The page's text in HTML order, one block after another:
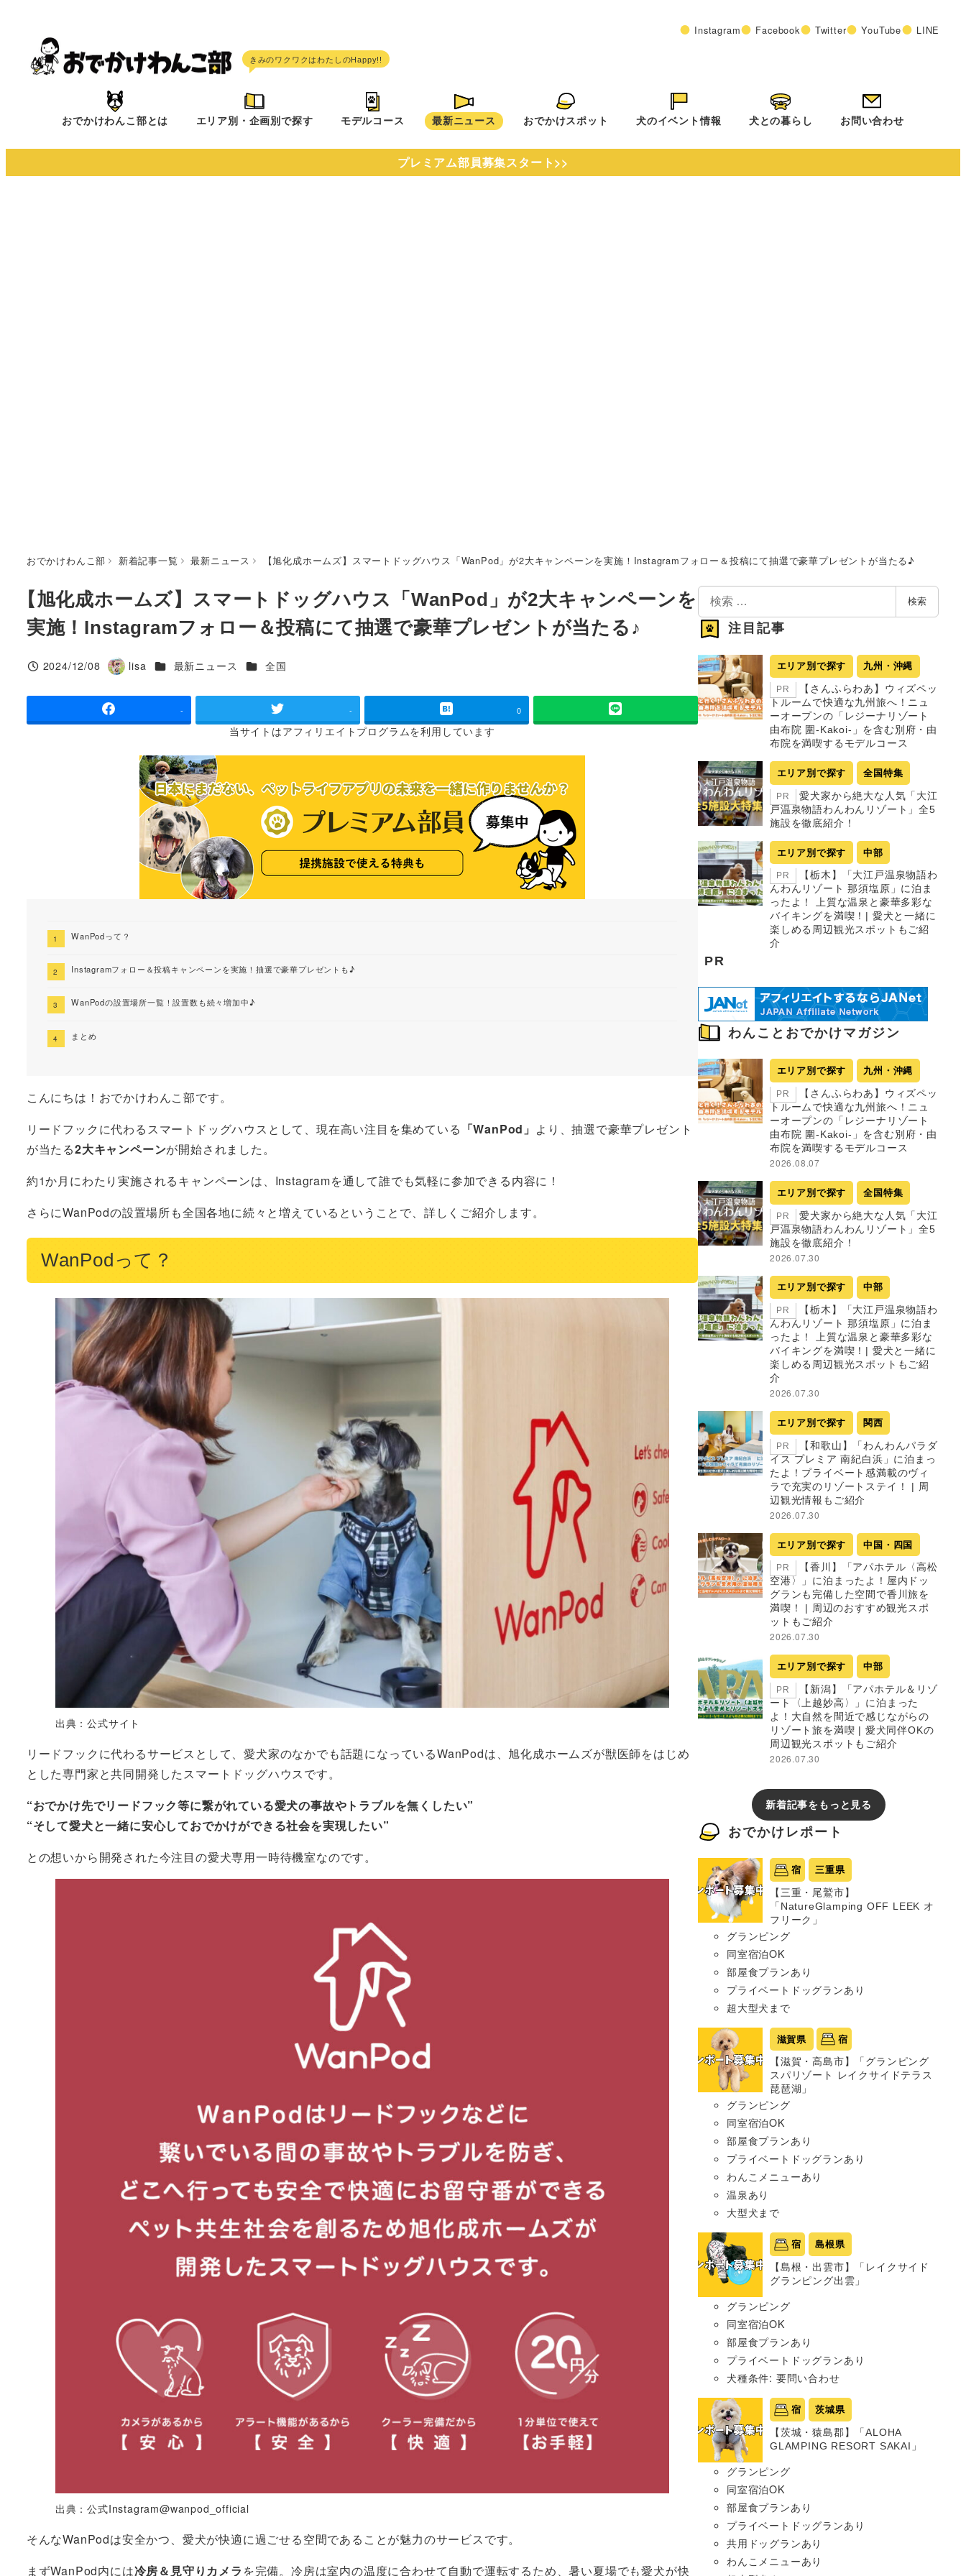
へ
Instagram Facebook Twitter YouTube LINE
おでかけわんこ部とは エリア別・企画別で探す モデルコース 最新ニュース おでかけスポット 犬のイベント情報 犬との暮らし お問い合わせ
プレミアム部員募集スタート>>
おでかけわんこ部 新着記事一覧 最新ニュース 【旭化成ホームズ】スマートドッグハウス「WanPod」が2大キャンペーンを実施！Instagramフォロー＆投稿にて抽選で豪華プレゼントが当たる♪
【旭化成ホームズ】スマートドッグハウス「WanPod」が2大キャンペーンを
実施！Instagramフォロー＆投稿にて抽選で豪華プレゼントが当たる♪
投稿日
2024/12/08
著
lisa カテゴリー
最新ニュース カテゴリー
全国
- - 0
当サイトはアフィリエイトプログラムを利用しています
WanPodって？
Instagramフォロー＆投稿キャンペーンを実施！抽選で豪華プレゼントも♪
WanPodの設置場所一覧！設置数も続々増加中♪
まとめ
こんにちは！おでかけわんこ部です。
リードフックに代わるスマートドッグハウスとして、現在高い注目を集めている 「WanPod」 より、抽選で豪華プレゼント
が当たる2大キャンペーンが開始されました。
約1か月にわたり実施されるキャンペーンは、Instagramを通して誰でも気軽に参加できる内容に！
さらにWanPodの設置場所も全国各地に続々と増えているということで、詳しくご紹介します。
WanPodって？
出典：公式サイト
リードフックに代わるサービスとして、愛犬家のなかでも話題になっているWanPodは、旭化成ホームズが獣医師をはじめ
とした専門家と共同開発したスマートドッグハウスです。
“おでかけ先でリードフック等に繋がれている愛犬の事故やトラブルを無くしたい”
“そして愛犬と一緒に安心しておでかけができる社会を実現したい”
との想いから開発された今注目の愛犬専用一時待機室なのです。
出典：公式Instagram@wanpod_official
そんなWanPodは安全かつ、愛犬が快適に過ごせる空間であることが魅力のサービスです。
まずWanPod内には冷房＆見守りカメラ を完備。冷房は室内の温度に合わせて自動で運転するため、暑い夏場でも愛犬が快
検
索
検索
注目記事
エリア別で探す 九州・沖縄
PR
【さんふらわあ】ウィズペッ
トルームで快適な九州旅へ！ニュ
ーオープンの「レジーナリゾート
由布院 圍-Kakoi-」を含む別府・由
布院を満喫するモデルコース
エリア別で探す 全国特集
PR
愛犬家から絶大な人気「大江
戸温泉物語わんわんリゾート」全5
施設を徹底紹介！
エリア別で探す 中部
PR
【栃木】「大江戸温泉物語わ
んわんリゾート 那須塩原」に泊ま
ったよ！ 上質な温泉と豪華多彩な
バイキングを満喫！| 愛犬と一緒に
楽しめる周辺観光スポットもご紹
介
PR
わんことおでかけマガジン
エリア別で探す 九州・沖縄
PR
【さんふらわあ】ウィズペッ
トルームで快適な九州旅へ！ニュ
ーオープンの「レジーナリゾート
由布院 圍-Kakoi-」を含む別府・由
布院を満喫するモデルコース
2026.08.07
エリア別で探す 全国特集
PR
愛犬家から絶大な人気「大江
戸温泉物語わんわんリゾート」全5
施設を徹底紹介！
2026.07.30
エリア別で探す 中部
PR
【栃木】「大江戸温泉物語わ
んわんリゾート 那須塩原」に泊ま
ったよ！ 上質な温泉と豪華多彩な
バイキングを満喫！| 愛犬と一緒に
楽しめる周辺観光スポットもご紹
介
2026.07.30
エリア別で探す 関西
PR
【和歌山】「わんわんパラダ
イス プレミア 南紀白浜」に泊まっ
たよ！プライベート感満載のヴィ
ラで充実のリゾートステイ！ | 周
辺観光情報もご紹介
2026.07.30
エリア別で探す 中国・四国
PR
【香川】「アパホテル〈高松
空港〉」に泊まったよ！屋内ドッ
グランも完備した空間で香川旅を
満喫！ | 周辺のおすすめ観光スポ
ットもご紹介
2026.07.30
エリア別で探す 中部
PR
【新潟】「アパホテル＆リゾ
ート〈上越妙高〉」に泊まった
よ！大自然を間近で感じながらの
リゾート旅を満喫 | 愛犬同伴OKの
周辺観光スポットもご紹介
2026.07.30
新着記事をもっと見る
おでかけレポート
宿 三重県
【三重・尾鷲市】
「NatureGlamping OFF LEEK オ
フリーク」
グランピング
同室宿泊OK
部屋食プランあり
プライベートドッグランあり
超大型犬まで
滋賀県 宿
【滋賀・高島市】「グランピング
スパリゾート レイクサイドテラス
琵琶湖」
グランピング
同室宿泊OK
部屋食プランあり
プライベートドッグランあり
わんこメニューあり
温泉あり
大型犬まで
宿 島根県
【島根・出雲市】「レイクサイド
グランピング出雲」
グランピング
同室宿泊OK
部屋食プランあり
プライベートドッグランあり
犬種条件: 要問い合わせ
宿 茨城県
【茨城・猿島郡】「ALOHA
GLAMPING RESORT SAKAI」
グランピング
同室宿泊OK
部屋食プランあり
プライベートドッグランあり
共用ドッグランあり
わんこメニューあり